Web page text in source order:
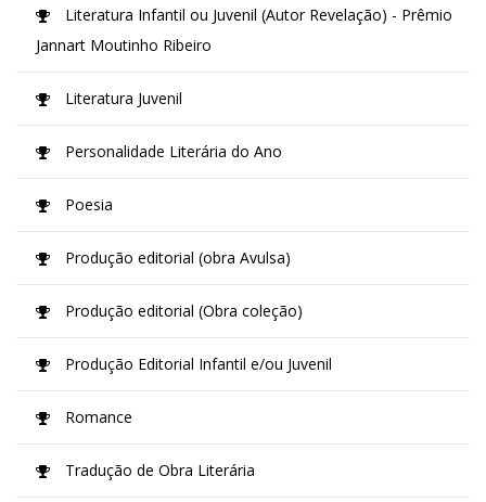
Literatura Infantil ou Juvenil (Autor Revelação) - Prêmio
Jannart Moutinho Ribeiro
Literatura Juvenil
Personalidade Literária do Ano
Poesia
Produção editorial (obra Avulsa)
Produção editorial (Obra coleção)
Produção Editorial Infantil e/ou Juvenil
Romance
Tradução de Obra Literária